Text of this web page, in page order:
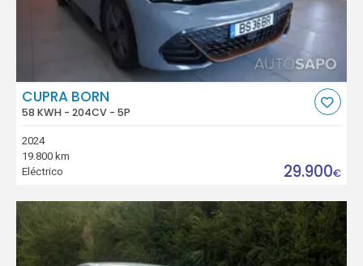
CUPRA BORN
58 KWH - 204CV - 5P
2024
19.800 km
Eléctrico
29.900€